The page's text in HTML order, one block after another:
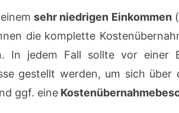
sehr niedrigen Einkommen
die komplette
In jedem Fall sollte vor einer
gestellt werden, um sich
ggf. eine